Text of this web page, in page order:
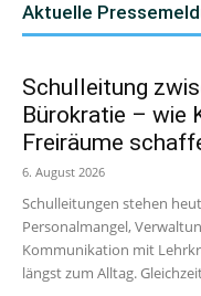
Aktuelle
Schulleitung
Bürokratie – wie
Freiräume
6. August 2026
Schulleitungen stehen
Personalmangel,
Kommunikation mit
längst zum Alltag.